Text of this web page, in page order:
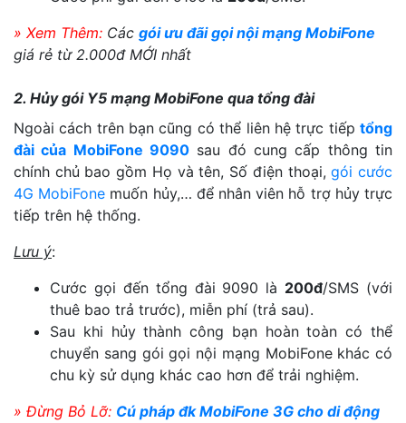
» Xem Thêm: Các gói ưu đãi gọi nội mạng MobiFone
giá rẻ từ 2.000đ MỚI nhất
2. Hủy gói Y5 mạng MobiFone qua tổng đài
Ngoài cách trên bạn cũng có thể liên hệ trực tiếp tổng
đài của MobiFone 9090 sau đó cung cấp thông tin
chính chủ bao gồm Họ và tên, Số điện thoại,gói cước
4G MobiFone muốn hủy,… để nhân viên hỗ trợ hủy trực
tiếp trên hệ thống.
Lưu ý:
Cước gọi đến tổng đài 9090 là 200đ/SMS (với
thuê bao trả trước), miễn phí (trả sau).
Sau khi hủy thành công bạn hoàn toàn có thể
chuyển sang gói gọi nội mạng MobiFone khác có
chu kỳ sử dụng khác cao hơn để trải nghiệm.
» Đừng Bỏ Lỡ: Cú pháp đk MobiFone 3G cho di động